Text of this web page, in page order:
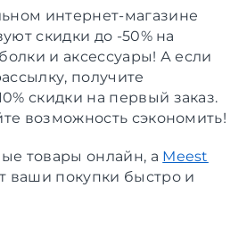
интернет-магазине
скидки до -50% на
и аксессуары! А если
получите
скидки на первый заказ.
возможность сэкономить!
товары онлайн, а Meest
ваши покупки быстро и